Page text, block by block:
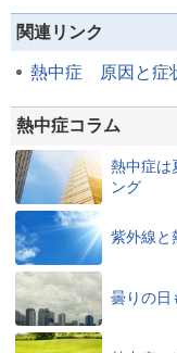
関連リンク
熱中症 原因と症
熱中症コラム
熱中症は
ング
紫外線と
曇りの日